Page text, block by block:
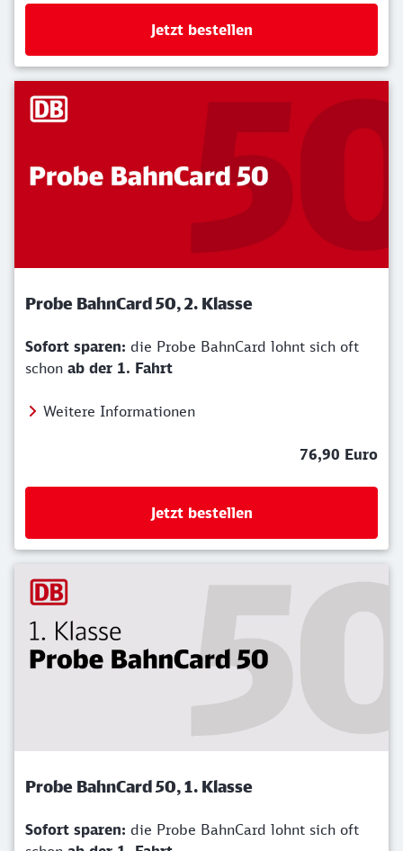
Jetzt bestellen
Probe BahnCard 50, 2. Klasse
Sofort sparen: die Probe BahnCard lohnt sich oft
schon ab der 1. Fahrt
Weitere Informationen
76,90 Euro
Jetzt bestellen
Probe BahnCard 50, 1. Klasse
Sofort sparen: die Probe BahnCard lohnt sich oft